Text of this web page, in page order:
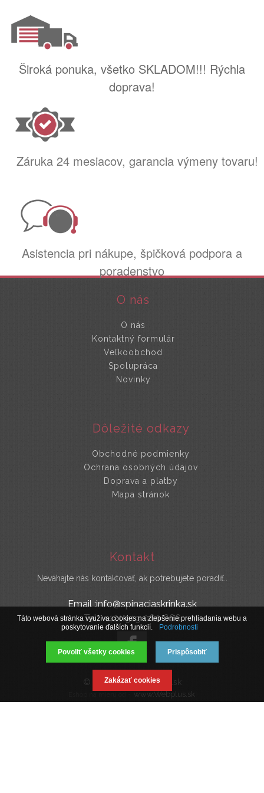
Široká ponuka, všetko SKLADOM!!! Rýchla
doprava!
Záruka 24 mesiacov, garancia výmeny tovaru!
Asistencia pri nákupe, špičková podpora a
poradenstvo
O nás
O nás
Kontaktný formulár
Veľkoobchod
Spolupráca
Novinky
Dôležité odkazy
Obchodné podmienky
Ochrana osobných údajov
Doprava a platby
Mapa stránok
Kontakt
Neváhajte nás kontaktovať, ak potrebujete poradiť..
Email :info@spinaciaskrinka.sk
Tel : +421 919 060 666
© 2019 SpinaciaSkrinka.sk
www.Webplus.sk
Táto webová stránka využíva cookies na zlepšenie prehliadania webu a
poskytovanie ďalších funkcií.
Podrobnosti
Povoliť všetky cookies Prispôsobiť
Zakázať cookies